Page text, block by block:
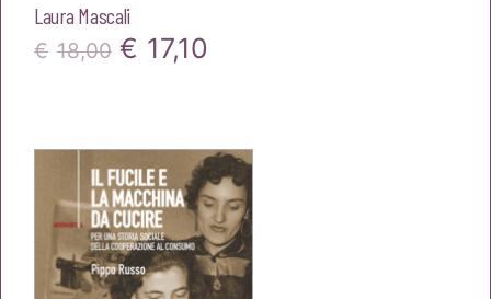
Laura Mascali
€ 18,00 Il
era:
€18,00.
€ 17,10
è:
€17,10.